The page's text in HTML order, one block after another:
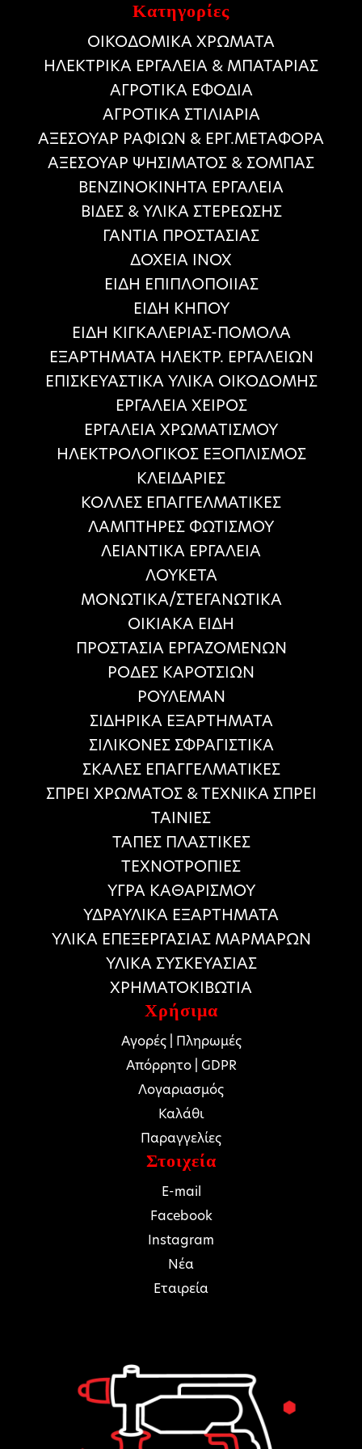
Κατηγορίες
ΟΙΚΟΔΟΜΙΚΑ ΧΡΩΜΑΤΑ
HΛΕΚΤΡΙΚΑ ΕΡΓΑΛΕΙΑ & ΜΠΑΤΑΡΙΑΣ
ΑΓΡΟΤΙΚΑ ΕΦΟΔΙΑ
ΑΓΡΟΤΙΚΑ ΣΤΙΛΙΑΡΙΑ
ΑΞΕΣΟΥΑΡ ΡΑΦΙΩΝ & ΕΡΓ.ΜΕΤΑΦΟΡΑ
ΑΞΕΣΟΥΑΡ ΨΗΣΙΜΑΤΟΣ & ΣΟΜΠΑΣ
ΒΕΝΖΙΝΟΚΙΝΗΤΑ ΕΡΓΑΛΕΙΑ
ΒΙΔΕΣ & ΥΛΙΚΑ ΣΤΕΡΕΩΣΗΣ
ΓΑΝΤΙΑ ΠΡΟΣΤΑΣΙΑΣ
ΔΟΧΕΙΑ ΙΝΟΧ
ΕΙΔΗ ΕΠΙΠΛΟΠΟΙΙΑΣ
ΕΙΔΗ ΚΗΠΟΥ
ΕΙΔΗ ΚΙΓΚΑΛΕΡΙΑΣ-ΠΟΜΟΛΑ
ΕΞΑΡΤΗΜΑΤΑ ΗΛΕΚΤΡ. ΕΡΓΑΛΕΙΩΝ
ΕΠΙΣΚΕΥΑΣΤΙΚΑ ΥΛΙΚΑ ΟΙΚΟΔΟΜΗΣ
ΕΡΓΑΛΕΙΑ ΧΕΙΡΟΣ
ΕΡΓΑΛΕΙΑ ΧΡΩΜΑΤΙΣΜΟΥ
ΗΛΕΚΤΡΟΛΟΓΙΚΟΣ ΕΞΟΠΛΙΣΜΟΣ
ΚΛΕΙΔΑΡΙΕΣ
ΚΟΛΛΕΣ ΕΠΑΓΓΕΛΜΑΤΙΚΕΣ
ΛΑΜΠΤΗΡΕΣ ΦΩΤΙΣΜΟΥ
ΛΕΙΑΝΤΙΚΑ ΕΡΓΑΛΕΙΑ
ΛΟΥΚΕΤΑ
ΜΟΝΩΤΙΚΑ/ΣΤΕΓΑΝΩΤΙΚΑ
ΟΙΚΙΑΚΑ ΕΙΔΗ
ΠΡΟΣΤΑΣΙΑ ΕΡΓΑΖΟΜΕΝΩΝ
ΡΟΔΕΣ ΚΑΡΟΤΣΙΩΝ
ΡΟΥΛΕΜΑΝ
ΣΙΔΗΡΙΚΑ ΕΞΑΡΤΗΜΑΤΑ
ΣΙΛΙΚΟΝΕΣ ΣΦΡΑΓΙΣΤΙΚΑ
ΣΚΑΛΕΣ ΕΠΑΓΓΕΛΜΑΤΙΚΕΣ
ΣΠΡΕΙ ΧΡΩΜΑΤΟΣ & ΤΕΧΝΙΚΑ ΣΠΡΕΙ
ΤΑΙΝΙΕΣ
ΤΑΠΕΣ ΠΛΑΣΤΙΚΕΣ
ΤΕΧΝΟΤΡΟΠΙΕΣ
ΥΓΡΑ ΚΑΘΑΡΙΣΜΟΥ
ΥΔΡΑΥΛΙΚΑ ΕΞΑΡΤΗΜΑΤΑ
ΥΛΙΚΑ ΕΠΕΞΕΡΓΑΣΙΑΣ ΜΑΡΜΑΡΩΝ
ΥΛΙΚΑ ΣΥΣΚΕΥΑΣΙΑΣ
ΧΡΗΜΑΤΟΚΙΒΩΤΙΑ
Χρήσιμα
Αγορές | Πληρωμές
Απόρρητο | GDPR
Λογαριασμός
Καλάθι
Παραγγελίες
Στοιχεία
E-mail
Facebook
Instagram
Νέα
Εταιρεία